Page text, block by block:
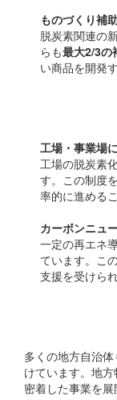
ものづくり補
脱炭素関連の
らも最大2/3の
い商品を開発
工場・事業場
工場の脱炭素
す。この制度
率的に進める
カーボンニュ
一定の再エネ
ています。こ
支援を受けられ
多くの地方自治
けています。地
密着した事業を